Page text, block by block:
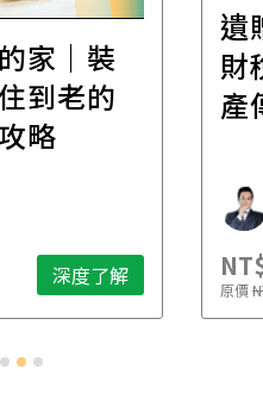
家｜裝
到老的
略
深度了解
遺
財
產
原價